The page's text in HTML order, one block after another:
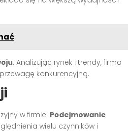
. Analizując rynek i trendy, firma
konkurencyjną.
w firmie. Podejmowanie
wielu czynników i